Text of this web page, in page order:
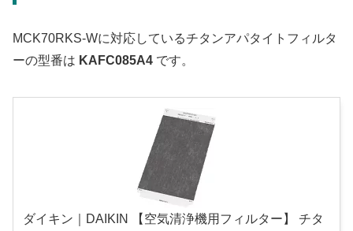
MCK70RKS-Wに対応しているチタンアパタイトフィルタ
ーの型番は KAFC085A4 です。
ダイキン｜DAIKIN 【空気清浄機用フィルター】 チタ